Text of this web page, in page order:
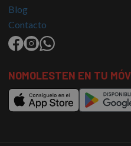
Blog
Contacto
NOMOLESTEN EN TU